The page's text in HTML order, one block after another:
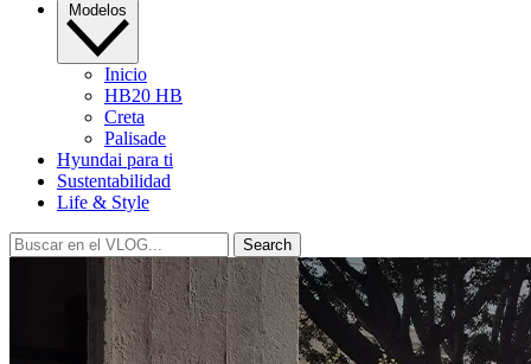
Modelos
Inicio
HB20 HB
Creta
Palisade
Hyundai para ti
Sustentabilidad
Life & Style